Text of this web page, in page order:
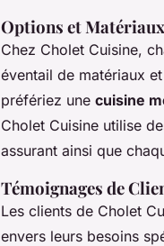
Options et
Chez Cholet Cuisine,
éventail de matériaux
préfériez une cuisine
Cholet Cuisine utilise
assurant ainsi que
Témoignages de
Les clients de Cholet
envers leurs besoins